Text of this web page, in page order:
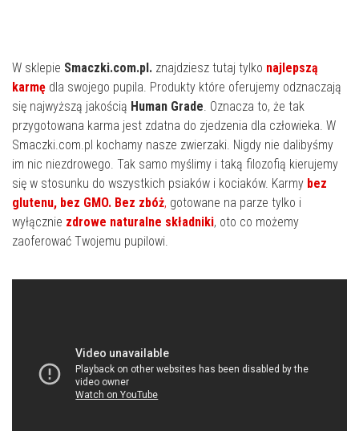
W sklepie Smaczki.com.pl. znajdziesz tutaj tylko najlepszą
karmę dla swojego pupila. Produkty które oferujemy odznaczają
się najwyższą jakością Human Grade . Oznacza to, że tak
przygotowana karma jest zdatna do zjedzenia dla człowieka. W
Smaczki.com.pl kochamy nasze zwierzaki. Nigdy nie dalibyśmy
im nic niezdrowego. Tak samo myślimy i taką filozofią kierujemy
się w stosunku do wszystkich psiaków i kociaków. Karmy bez
glutenu, bez GMO. Bez zbóż, gotowane na parze tylko i
wyłącznie zdrowe naturalne składniki, oto co możemy
zaoferować Twojemu pupilowi.